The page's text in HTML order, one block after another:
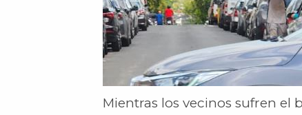
Mientras los vecinos sufren